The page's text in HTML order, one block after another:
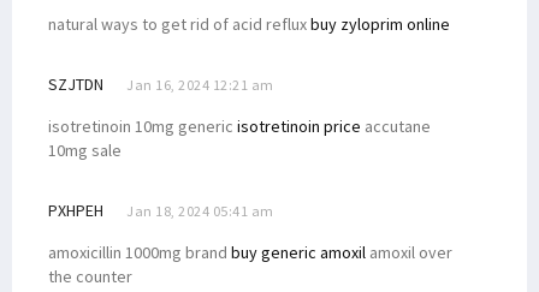
natural ways to get rid of acid refluxbuy zyloprim online
SZJTDN Jan 16, 2024 12:21 am
isotretinoin 10mg generic isotretinoin price accutane
10mg sale
PXHPEH Jan 18, 2024 05:41 am
amoxicillin 1000mg brand buy generic amoxil amoxil over
the counter